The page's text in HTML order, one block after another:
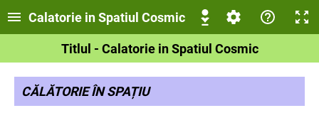
Calatorie in Spatiul Cosmic
Titlul - Calatorie in Spatiul Cosmic
CĂLĂTORIE ÎN SPAȚIU